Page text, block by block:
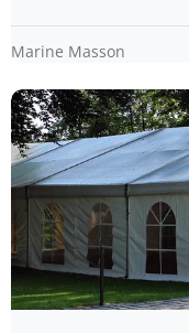
Marine Masson